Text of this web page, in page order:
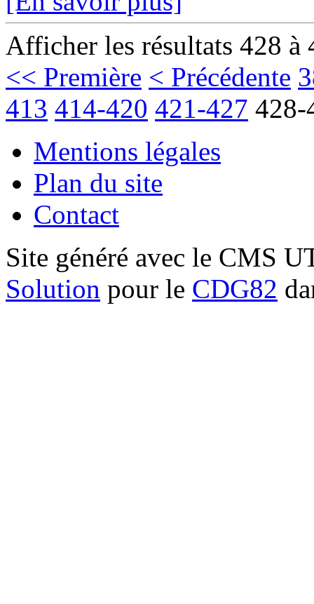
Afficher les résultats 428 à
<< Première < Précédente
413 414-420 421-427 428-
Mentions légales
Plan du site
Contact
Site généré avec le CMS
Solution pour le CDG82